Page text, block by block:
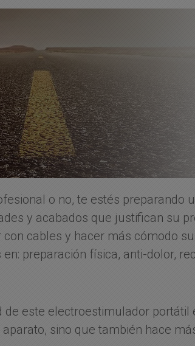
o no, te estés preparando
y acabados que justifican su
cables y hacer más cómodo
preparación física, anti-dolor,
este electroestimulador
sino que también hace